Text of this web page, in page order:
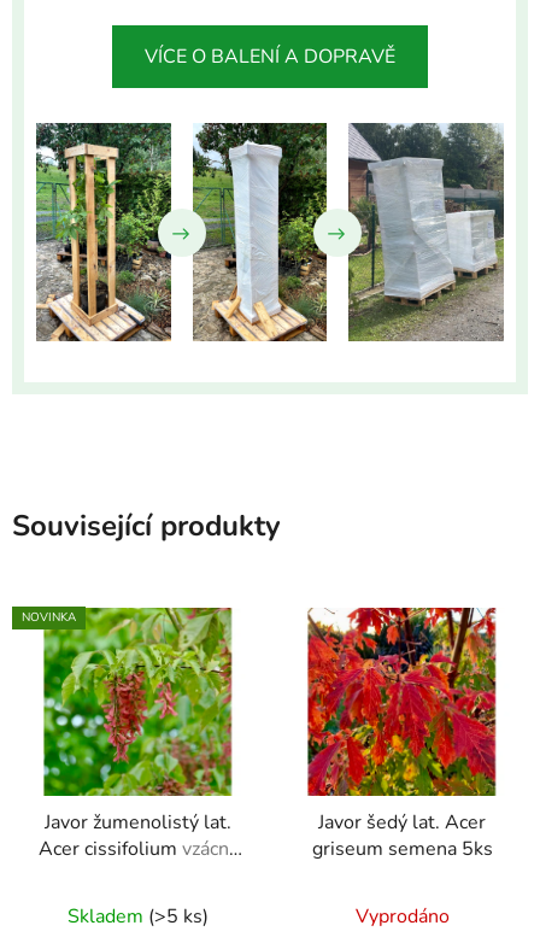
VÍCE O BALENÍ A DOPRAVĚ
Související produkty
NOVINKA
Javor žumenolistý lat.
Acer cissifolium vzácný
řetízkovitými
souplodími
Skladem (>5 ks)
Javor šedý lat. Acer
griseum semena 5ks
Vyprodáno